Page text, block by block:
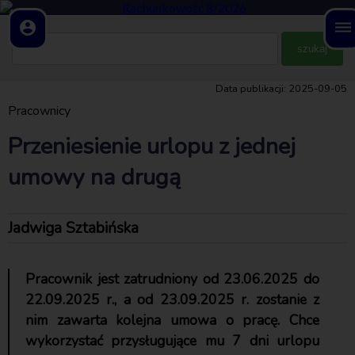
account_circle dehaze
Data publikacji: 2025-09-05
Pracownicy
Przeniesienie urlopu z jednej
umowy na drugą
Jadwiga Sztabińska
Pracownik jest zatrudniony od 23.06.2025 do
22.09.2025 r., a od 23.09.2025 r. zostanie z
nim zawarta kolejna umowa o pracę. Chce
wykorzystać przysługujące mu 7 dni urlopu